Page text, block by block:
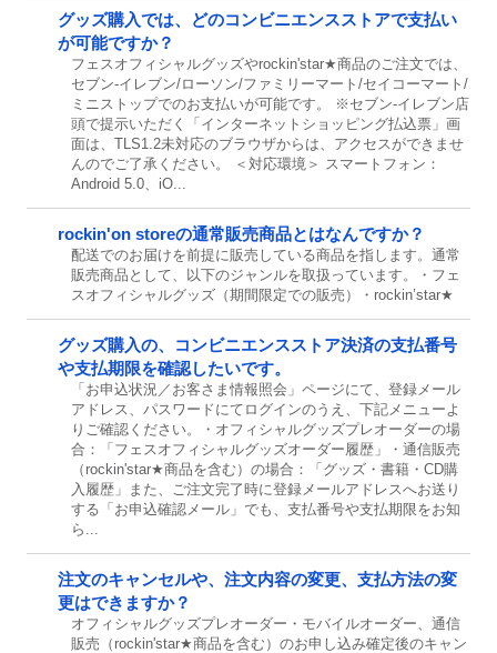
グッズ購入では、どのコンビニエンスストアで支払い
が可能ですか？
フェスオフィシャルグッズやrockin'star★商品のご注文では、
セブン-イレブン/ローソン/ファミリーマート/セイコーマート/
ミニストップでのお支払いが可能です。 ※セブン-イレブン店
頭で提示いただく「インターネットショッピング払込票」画
面は、TLS1.2未対応のブラウザからは、アクセスができませ
んのでご了承ください。 ＜対応環境＞ スマートフォン：
Android 5.0、iO...
rockin'on storeの通常販売商品とはなんですか？
配送でのお届けを前提に販売している商品を指します。通常
販売商品として、以下のジャンルを取扱っています。・フェ
スオフィシャルグッズ（期間限定での販売）・rockin’star★
グッズ購入の、コンビニエンスストア決済の支払番号
や支払期限を確認したいです。
「お申込状況／お客さま情報照会」ページにて、登録メール
アドレス、パスワードにてログインのうえ、下記メニューよ
りご確認ください。・オフィシャルグッズプレオーダーの場
合：「フェスオフィシャルグッズオーダー履歴」・通信販売
（rockin'star★商品を含む）の場合：「グッズ・書籍・CD購
入履歴」また、ご注文完了時に登録メールアドレスへお送り
する「お申込確認メール」でも、支払番号や支払期限をお知
ら...
注文のキャンセルや、注文内容の変更、支払方法の変
更はできますか？
オフィシャルグッズプレオーダー・モバイルオーダー、通信
販売（rockin'star★商品を含む）のお申し込み確定後のキャン